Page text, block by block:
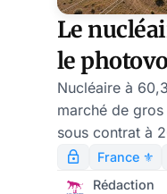
Le
le
que
comptes
Nucléaire à
marché de
sous contrat à
comptes
d'euros.
France ⚜️
Rédaction